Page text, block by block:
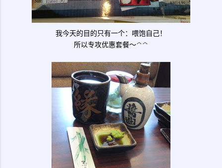
我今天的目的只有一个：喂饱自己！
所以专攻优惠套餐～^^